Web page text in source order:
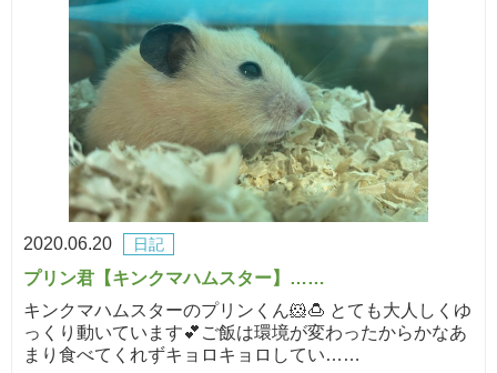
2020.06.20 日記
プリン君【キンクマハムスター】……
キンクマハムスターのプリンくん🐹🍮 とても大人しくゆ
っくり動いています💕ご飯は環境が変わったからかなあ
まり食べてくれずキョロキョロしてい……